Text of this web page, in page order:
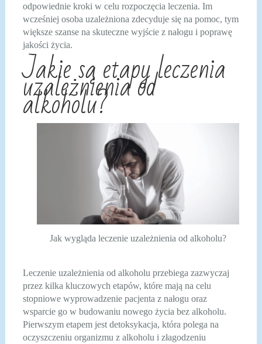
odpowiednie kroki w celu rozpoczęcia leczenia. Im
wcześniej osoba uzależniona zdecyduje się na pomoc, tym
większe szanse na skuteczne wyjście z nałogu i poprawę
jakości życia.
Jakie są etapy leczenia
uzależnienia od
alkoholu?
Jak wygląda leczenie uzależnienia od alkoholu?
Leczenie uzależnienia od alkoholu przebiega zazwyczaj
przez kilka kluczowych etapów, które mają na celu
stopniowe wyprowadzenie pacjenta z nałogu oraz
wsparcie go w budowaniu nowego życia bez alkoholu.
Pierwszym etapem jest detoksykacja, która polega na
oczyszczeniu organizmu z alkoholu i złagodzeniu